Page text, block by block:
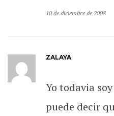
10 de diciembre de 2008
ZALAYA
Yo todavia
puede decir